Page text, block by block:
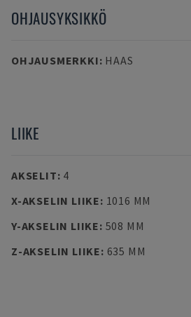
OHJAUSYKSIKKÖ
OHJAUSMERKKI: HAAS
LIIKE
AKSELIT: 4
X-AKSELIN LIIKE: 1016 MM
Y-AKSELIN LIIKE: 508 MM
Z-AKSELIN LIIKE: 635 MM